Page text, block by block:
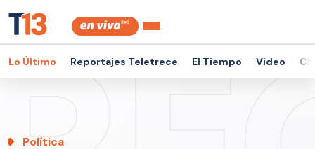
Lo Último Reportajes Teletrece El Tiempo Video
Política